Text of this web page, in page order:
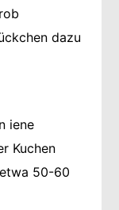
dazu
iene
Kuchen
50-60